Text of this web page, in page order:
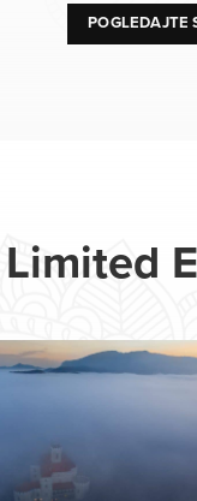
POGLEDAJTE
Limited